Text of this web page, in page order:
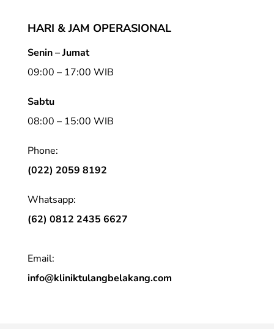
HARI & JAM OPERASIONAL
Senin – Jumat
09:00 – 17:00 WIB
Sabtu
08:00 – 15:00 WIB
Phone:
(022) 2059 8192
Whatsapp:
(62) 0812 2435 6627
Email:
info@kliniktulangbelakang.com